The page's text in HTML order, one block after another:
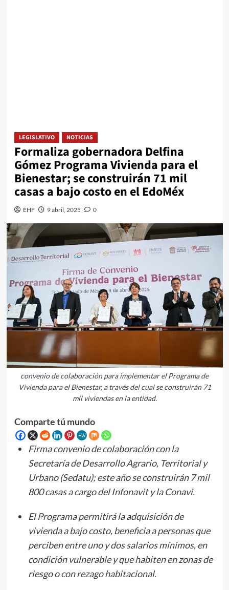
LEGISLATIVO NOTICIAS
Formaliza gobernadora Delfina
Gómez Programa Vivienda para el
Bienestar; se construirán 71 mil
casas a bajo costo en el EdoMéx
EHF 9 abril, 2025 0
convenio de colaboración para implementar el Programa de
Vivienda para el Bienestar, a través del cual se construirán 71
mil viviendas en la entidad.
Comparte tú mundo
Firma convenio de colaboración con la
Secretaría de Desarrollo Agrario, Territorial y
Urbano (Sedatu); este año se construirán 7 mil
800 casas a cargo del Infonavit y la Conavi.
El Programa permitirá la adquisición de
vivienda a bajo costo, beneficia a personas que
perciben entre uno y dos salarios mínimos, en
condición vulnerable y que habiten en zonas de
riesgo o con rezago habitacional.